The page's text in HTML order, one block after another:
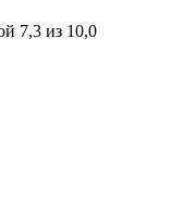
7,3 из 10,0